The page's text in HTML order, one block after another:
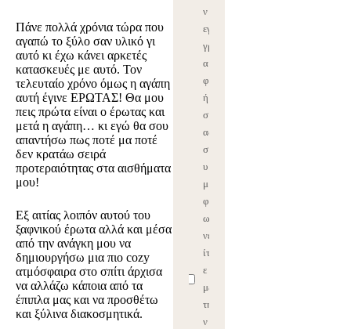
Πάνε πολλά χρόνια τώρα που
αγαπώ το ξύλο σαν υλικό γι
αυτό κι έχω κάνει αρκετές
κατασκευές με αυτό. Τον
τελευταίο χρόνο όμως η αγάπη
αυτή έγινε ΕΡΩΤΑΣ! Θα μου
πεις πρώτα είναι ο έρωτας και
μετά η αγάπη… κι εγώ θα σου
απαντήσω πως ποτέ μα ποτέ
δεν κρατάω σειρά
προτεραιότητας στα αισθήματα
μου!
Εξ αιτίας λοιπόν αυτού του
ξαφνικού έρωτα αλλά και μέσα
από την ανάγκη μου να
δημιουργήσω μια πιο cozy
ατμόσφαιρα στο σπίτι άρχισα
να αλλάζω κάποια από τα
έπιπλα μας και να προσθέτω
και ξύλινα διακοσμητικά.
ν
εγ
γρ
α
φ
ή
σ
ας
σ
υ
μ
φ
ω
νε
ίτ
ε
με
τη
ν